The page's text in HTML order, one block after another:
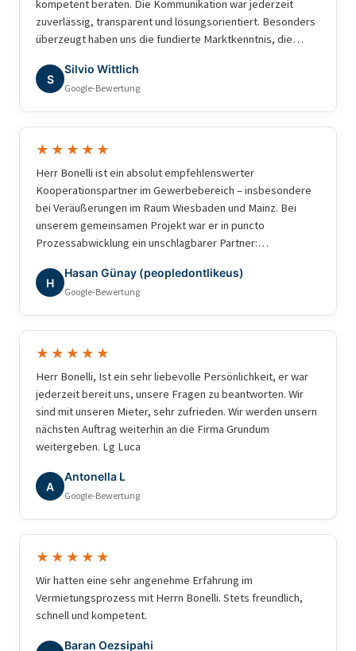
kompetent beraten. Die Kommunikation war jederzeit
zuverlässig, transparent und lösungsorientiert. Besonders
überzeugt haben uns die fundierte Marktkenntnis, die
Verständnis für die besonderen Anforderungen. Wir haben
uns während des gesamten Prozesses bestens betreut
gefühlt und können Herrn Bonelli uneingeschränkt
weiterempfehlen. Vielen Dank für die hervorragende
Zusammenarbeit!
S
Silvio Wittlich
Google-Bewertung
★★★★★
Herr Bonelli ist ein absolut empfehlenswerter
Kooperationspartner im Gewerbebereich – insbesondere
bei Veräußerungen im Raum Wiesbaden und Mainz. Bei
unserem gemeinsamen Projekt war er in puncto
Prozessabwicklung ein unschlagbarer Partner:
gewerbliche Transaktionen würde ich jederzeit wieder mit
ihm zusammenarbeiten.
H
Hasan Günay (peopledontlikeus)
Google-Bewertung
★★★★★
Herr Bonelli, Ist ein sehr liebevolle Persönlichkeit, er war
jederzeit bereit uns, unsere Fragen zu beantworten. Wir
sind mit unseren Mieter, sehr zufrieden. Wir werden unsern
nächsten Auftrag weiterhin an die Firma Grundum
weitergeben. Lg Luca
A
Antonella L
Google-Bewertung
★★★★★
Wir hatten eine sehr angenehme Erfahrung im
Vermietungsprozess mit Herrn Bonelli. Stets freundlich,
schnell und kompetent.
Baran Oezsipahi